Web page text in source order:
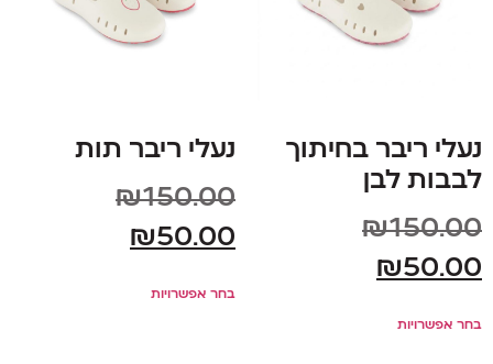
נעלי ריבר בחיתוך
לבבות לבן
₪150.00
₪50.00
בחר אפשרויות
נעלי ריבר תות
₪150.00
₪50.00
בחר אפשרויות